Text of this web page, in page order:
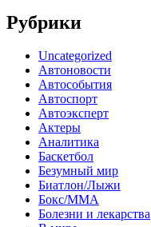
Рубрики
Uncategorized
Автоновости
Автособытия
Автоспорт
Автоэксперт
Актеры
Аналитика
Баскетбол
Безумный мир
Биатлон/Лыжи
Бокс/MMA
Болезни и лекарства